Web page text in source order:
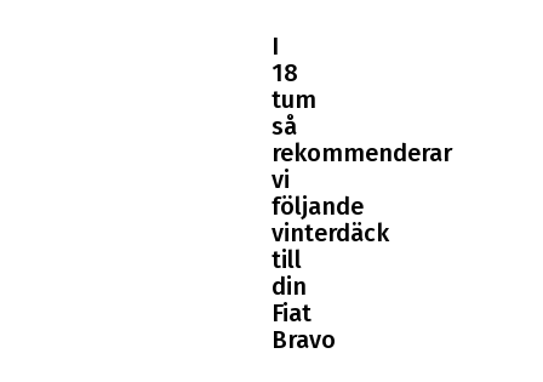
I
18
tum
så
rekommenderar
vi
följande
vinterdäck
till
din
Fiat
Bravo